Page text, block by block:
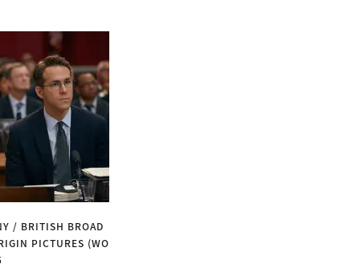
/ BRITISH BROAD
PICTURES (WO